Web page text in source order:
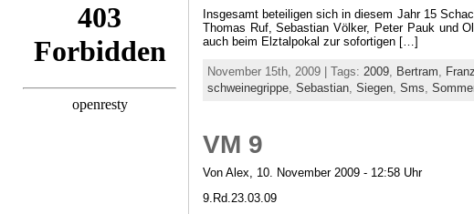
Insgesamt beteiligen sich in diesem Jahr 15
Thomas Ruf, Sebastian Völker, Peter Pauk und
auch beim Elztalpokal zur sofortigen […]
November 15th, 2009 | Tags: 2009, Bertram,
schweinegrippe, Sebastian, Siegen, Sms,
VM 9
Von Alex, 10. November 2009 - 12:58 Uhr
9.Rd.23.03.09